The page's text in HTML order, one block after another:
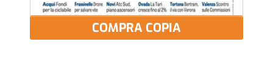
COMPRA COPIA